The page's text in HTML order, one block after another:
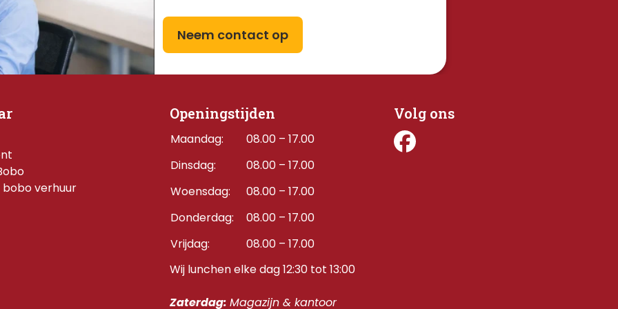
Neem contact op
verhuur
Openingstijden
Maandag:
08.00 – 17.00
Dinsdag:
08.00 – 17.00
Woensdag:
08.00 – 17.00
Donderdag: 08.00 – 17.00
Vrijdag:
08.00 – 17.00
Wij lunchen elke dag 12:30 tot 13:00
Zaterdag: Magazijn & kantoor
Volg ons